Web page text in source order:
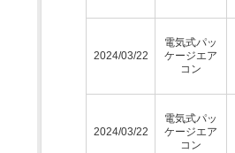
2024/03/22
電気式パッ
ケージエア
コン
2024/03/22
電気式パッ
ケージエア
コン